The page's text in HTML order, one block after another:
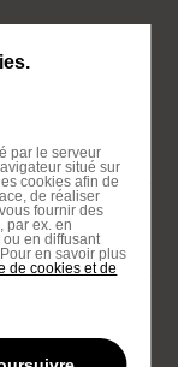
par le serveur
situé sur
cookies afin de
de réaliser
fournir des
par ex. en
en diffusant
en savoir plus
de cookies et de